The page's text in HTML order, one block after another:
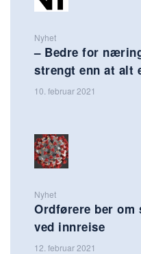
Nyhet
– Bedre for
strengt enn at alt
10. februar 2021
Nyhet
Ordførere ber
ved innreise
12. februar 2021